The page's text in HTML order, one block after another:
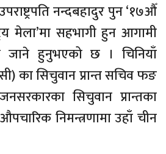
नन्दबहादुर पुन ‘१७औँ
मेला’मा सहभागी हुन आगामी
हुनुभएको छ । चिनियाँ
का सिचुवान प्रान्त सचिव फङ
सिचुवान प्रान्तका
निमन्त्रणामा उहाँ चीन